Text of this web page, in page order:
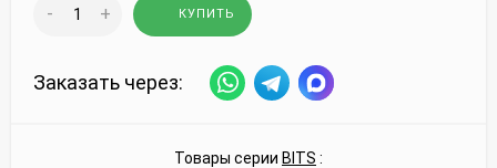
- + КУПИТЬ
Заказать через:
Товары серии BITS :